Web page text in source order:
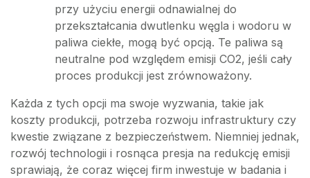
przy użyciu energii odnawialnej do
przekształcania dwutlenku węgla i wodoru w
paliwa ciekłe, mogą być opcją. Te paliwa są
neutralne pod względem emisji CO2, jeśli cały
proces produkcji jest zrównoważony.
Każda z tych opcji ma swoje wyzwania, takie jak
koszty produkcji, potrzeba rozwoju infrastruktury czy
kwestie związane z bezpieczeństwem. Niemniej jednak,
rozwój technologii i rosnąca presja na redukcję emisji
sprawiają, że coraz więcej firm inwestuje w badania i